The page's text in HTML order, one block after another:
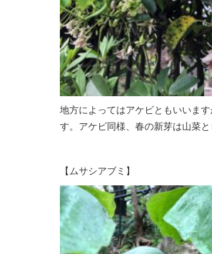
地方によってはアケビともいいま
す。アケビ同様、春の新芽は山菜と
【ムサシアブミ】